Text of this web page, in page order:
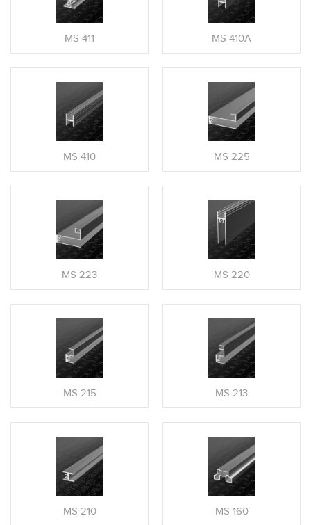
MS 411 MS 410A
MS 410 MS 225
MS 223 MS 220
MS 215 MS 213
MS 210 MS 160